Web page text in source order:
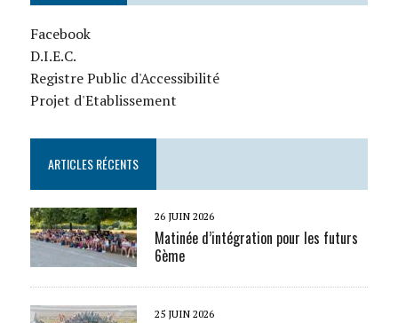
Facebook
D.I.E.C.
Registre Public d'Accessibilité
Projet d'Etablissement
ARTICLES RÉCENTS
26 JUIN 2026
Matinée d’intégration pour les futurs
6ème
25 JUIN 2026